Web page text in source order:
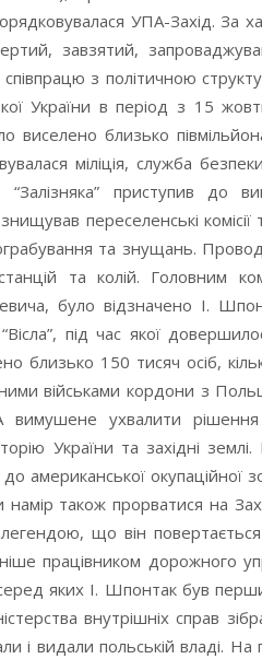
УПА-Захід.
завзятий,
з політичною
України в період з 15
виселено близько
міліція, служба
приступив до
переселенські комісії
та знущань.
та колій. Головним
було відзначено І.
під час якої
близько 150 тисяч осіб,
військами кордони з
ухвалити
України та західні
американської окупаційної
також прорватися на
що він
працівником дорожного
яких І. Шпонтак був
внутрішніх справ
і видали польській владі.